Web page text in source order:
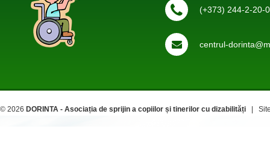
(+373) 244-2-20-
centrul-
© 2026 DORINTA - Asociația de sprijin a copiilor și tinerilor cu dizabilități |